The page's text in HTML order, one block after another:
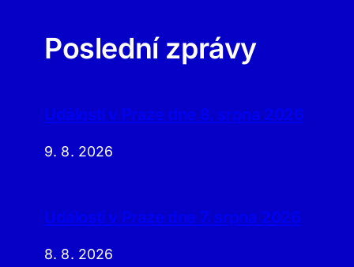
Poslední zprávy
Události v Praze dne 8. srpna 2026
9. 8. 2026
Události v Praze dne 7. srpna 2026
8. 8. 2026